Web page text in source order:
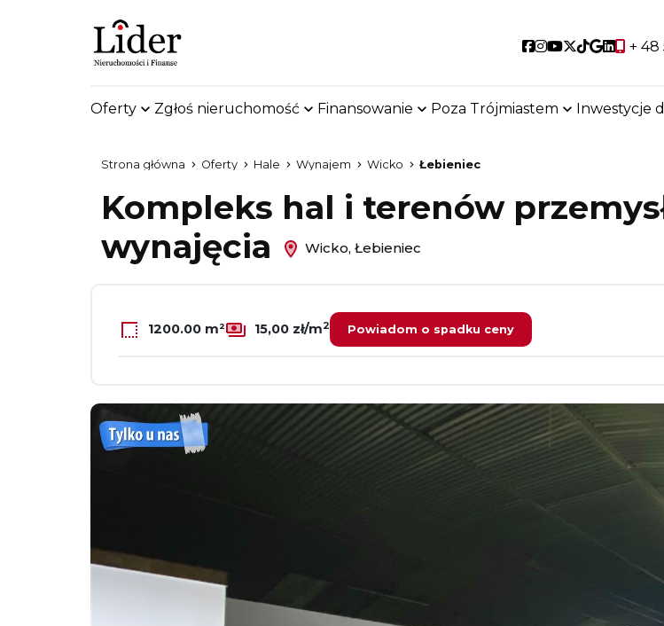
Social link
Social link
Social link
Social link
Social link
Social
Social
+ 48
Oferty Zgłoś nieruchomość Finansowanie Poza Trójmiastem Inwestycje
Strona główna Oferty Hale Wynajem Wicko Łebieniec
Kompleks hal i terenów
wynajęcia
Wicko, Łebieniec
1200.00 m² 15,00 zł/m2 Powiadom o spadku ceny